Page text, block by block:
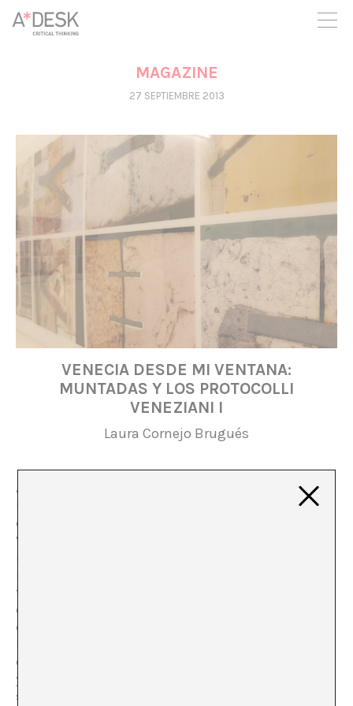
crees también en A*DESK seguimos necesitándote para poder
seguir adelante. Ahora puedes participar del proyecto y
apoyarlo.
MAGAZINE
27 SEPTIEMBRE 2013
VENECIA DESDE MI VENTANA:
MUNTADAS Y LOS PROTOCOLLI
VENEZIANI I
Laura Cornejo Brugués
Ayer se inauguró, en la Galería Joan Prats de Barcelona
la exposición de Antoni Muntadas
Protocolli Veneziani I
que ha podido verse en la Galería Michela Rizzo de
Venecia durante todo el verano. Aún en tiempos de
Bienal de Arte, el artista no participó en su aparato
institucional, y dejando atrás los
trabajo artístico abierto,-en su fase I-, íntegramente
dedicado a la ciudad de Venecia; coherente con sus
demás proyectos “protocolarios”,-
Muntadas concentra su discurso visual en los
comportamientos locales, interesándose por el espacio
y tránsito cotidianos, para agitar reflexiones sobre
situaciones globales, sobre el poder y la percepción de